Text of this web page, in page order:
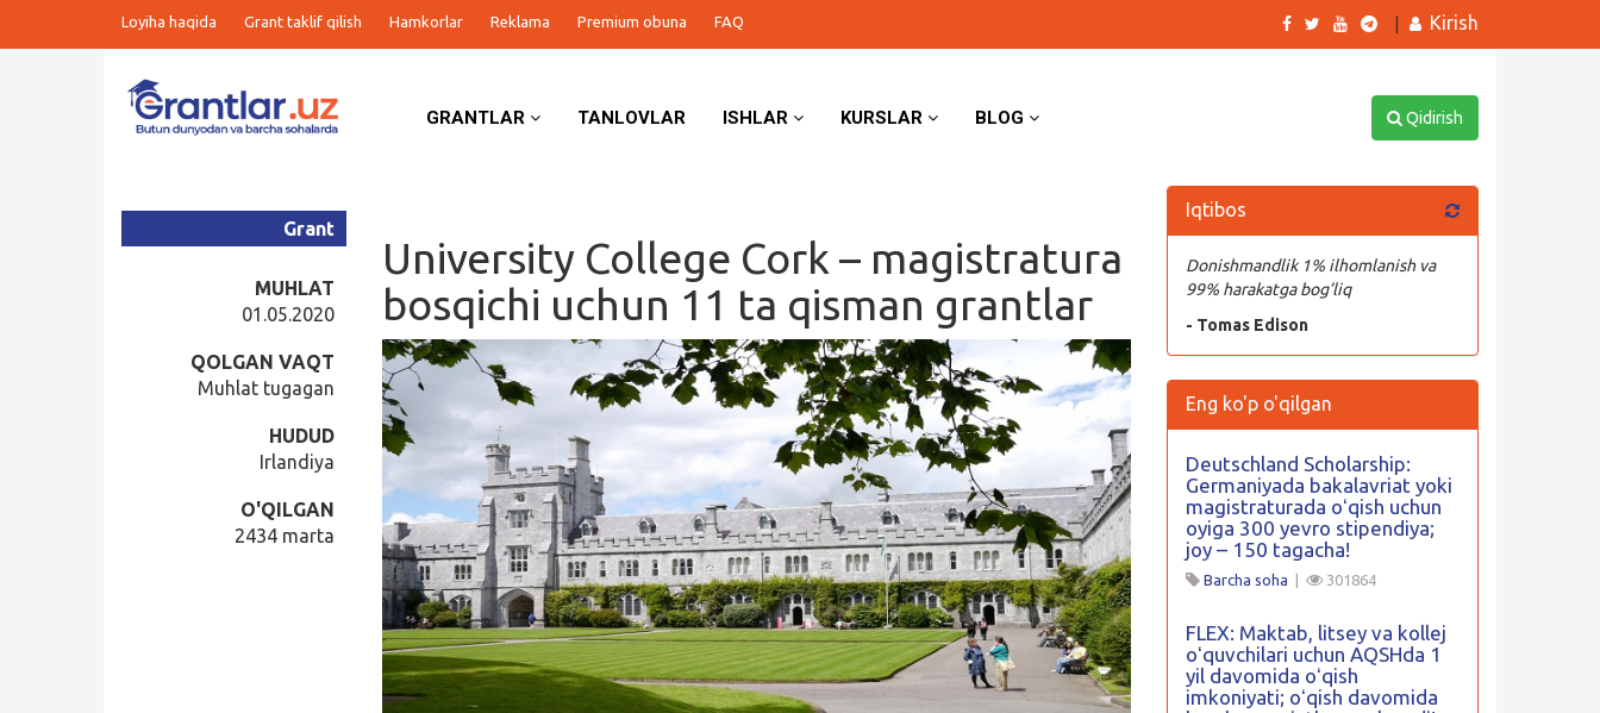
Loyiha haqida Grant taklif qilish Hamkorlar Reklama Premium obuna FAQ Kirish
GRANTLAR TANLOVLAR ISHLAR KURSLAR BLOG Qidirish
University College Cork – magistratura
bosqichi uchun 11 ta qisman grantlar
Grant
MUHLAT
01.05.2020
QOLGAN VAQT
Muhlat tugagan
HUDUD
Irlandiya
O'QILGAN
2434 marta
Iqtibos
Donishmandlik 1% ilhomlanish va
99% harakatga bog’liq
- Tomas Edison
Eng ko'p o'qilgan
Deutschland Scholarship:
Germaniyada bakalavriat yoki
magistraturada oʻqish uchun
oyiga 300 yevro stipendiya;
joy – 150 tagacha!
Barcha soha 301864
FLEX: Maktab, litsey va kollej
oʻquvchilari uchun AQSHda 1
yil davomida oʻqish
imkoniyati; oʻqish davomida